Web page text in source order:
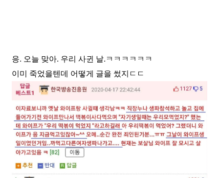
응. 오늘 맞아. 우리 사귄 날.ㅋㅋㅋㅋㅋㅋ
이미 죽었을텐데 어떻게 글을 썼지ㄷㄷ